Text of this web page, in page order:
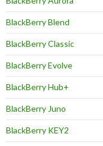
BlackBerry Blend
BlackBerry Classic
BlackBerry Evolve
BlackBerry Hub+
BlackBerry Juno
BlackBerry KEY2